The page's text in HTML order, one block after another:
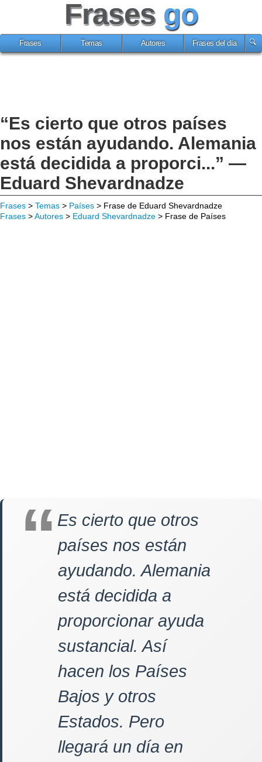
Frases go
Frases Temas Autores Frases del día
“Es cierto que otros países
nos están ayudando. Alemania
está decidida a proporci...” —
Eduard Shevardnadze
Frases > Temas > Países > Frase de Eduard Shevardnadze
Frases >Autores > Eduard Shevardnadze > Frase de Países
Es cierto que otros
países nos están
ayudando. Alemania
está decidida a
proporcionar ayuda
sustancial. Así
hacen los Países
Bajos y otros
Estados. Pero
llegará un día en